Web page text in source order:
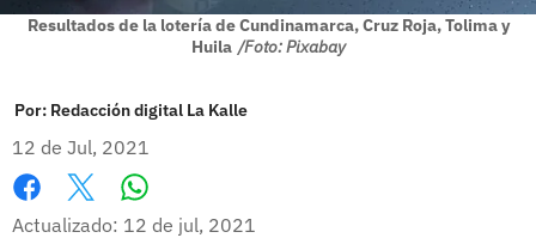
Resultados de la lotería de Cundinamarca, Cruz Roja, Tolima y
Huila /Foto: Pixabay
Por: Redacción digital La Kalle
12 de Jul, 2021
Facebook
X
Actualizado: 12 de jul, 2021